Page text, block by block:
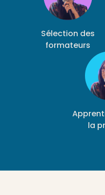
Sélection des
formateurs
la